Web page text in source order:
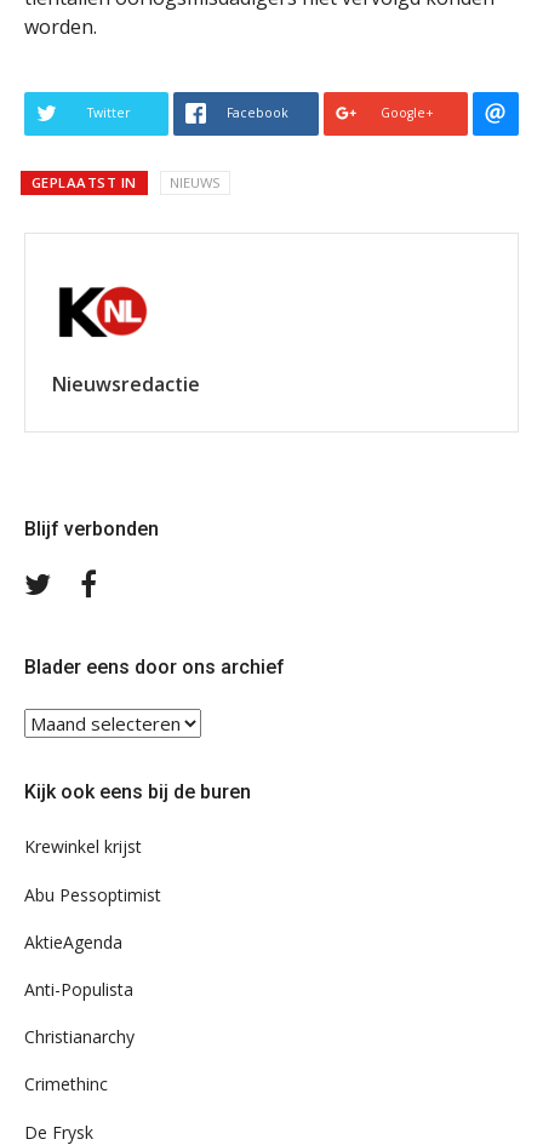
worden.
Twitter Facebook Google+
GEPLAATST IN NIEUWS
Nieuwsredactie
Blijf verbonden
Volg
Blader eens door ons archief
Blader
ons
Kijk ook eens bij de buren
Krewinkel krijst
Abu Pessoptimist
AktieAgenda
Anti-Populista
Christianarchy
Crimethinc
De Frysk